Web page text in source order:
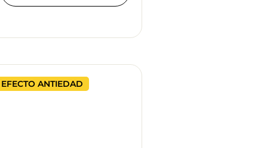
EFECTO ANTIEDAD